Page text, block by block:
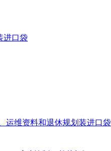
进口袋
运维资料和退休规划装进口袋